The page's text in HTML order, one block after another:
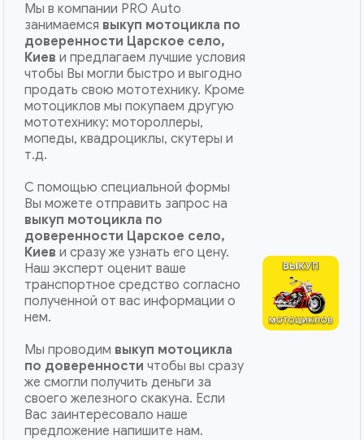
Мы в компании PRO Auto
занимаемся выкуп мотоцикла по
доверенности Царское село,
Киев и предлагаем лучшие условия
чтобы Вы могли быстро и выгодно
продать свою мототехнику. Кроме
мотоциклов мы покупаем другую
мототехнику: мотороллеры,
мопеды, квадроциклы, скутеры и
т.д.
С помощью специальной формы
Вы можете отправить запрос на
выкуп мотоцикла по
доверенности Царское село,
Киев и сразу же узнать его цену.
Наш эксперт оценит ваше
транспортное средство согласно
полученной от вас информации о
нем.
Мы проводим выкуп мотоцикла
по доверенности чтобы вы сразу
же смогли получить деньги за
своего железного скакуна. Если
Вас заинтересовало наше
предложение напишите нам.